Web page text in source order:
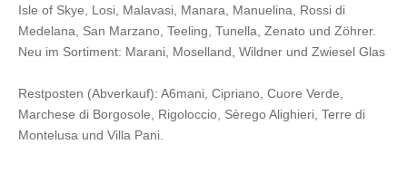
Isle of Skye, Losi, Malavasi, Manara, Manuelina, Rossi di
Medelana, San Marzano, Teeling, Tunella, Zenato und Zöhrer.
Neu im Sortiment: Marani, Moselland, Wildner und Zwiesel Glas
Restposten (Abverkauf): A6mani, Cipriano, Cuore Verde,
Marchese di Borgosole, Rigoloccio, Sèrego Alighieri, Terre di
Montelusa und Villa Pani.